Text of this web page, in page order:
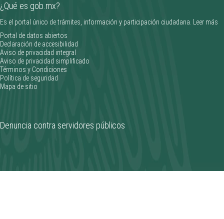
¿Qué es gob.mx?
Es el portal único de trámites, información y participación ciudadana.
Leer más
Portal de datos abiertos
Declaración de accesibilidad
Aviso de privacidad integral
Aviso de privacidad simplificado
Términos y Condiciones
Política de seguridad
Mapa de sitio
Denuncia contra servidores públicos